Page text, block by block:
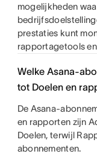
mogelijkheden
prestaties kunt
rapportagetools
Welke Asana-
tot Doelen en
De Asana-
en rapporten zijn
Doelen, terwijl
abonnementen.